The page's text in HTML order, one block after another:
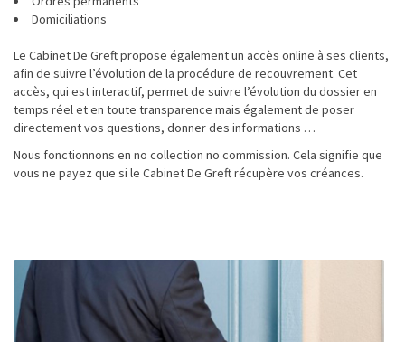
Domiciliations
Le Cabinet De Greft propose également un accès online à ses clients,
afin de suivre l’évolution de la procédure de recouvrement. Cet
accès, qui est interactif, permet de suivre l’évolution du dossier en
temps réel et en toute transparence mais également de poser
directement vos questions, donner des informations …
Nous fonctionnons en no collection no commission. Cela signifie que
vous ne payez que si le Cabinet De Greft récupère vos créances.